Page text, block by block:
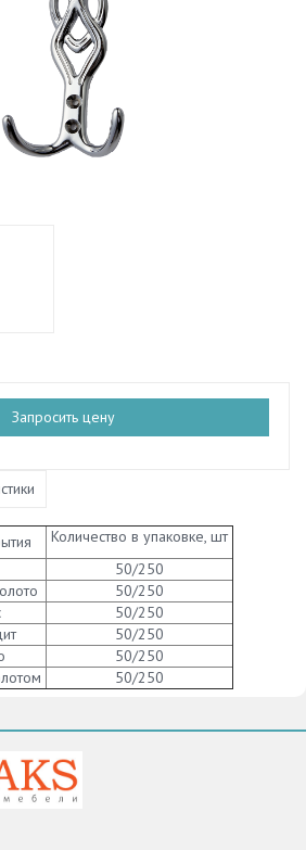
Запросить цену
Количество в упаковке, шт
50/250
50/250
50/250
50/250
50/250
50/250